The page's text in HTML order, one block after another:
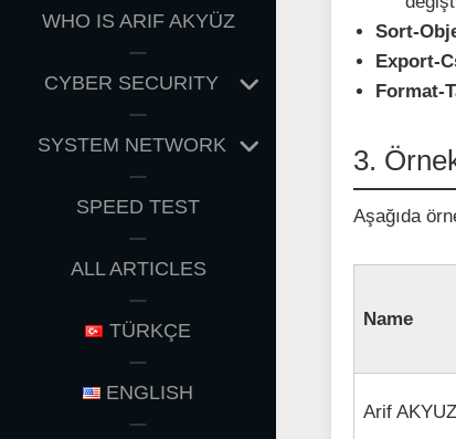
WHO IS ARIF AKYÜZ
CYBER SECURITY
EXPAND
MENU
SYSTEM NETWORK
EXPAND
SPEED TEST
ALL ARTICLES
TÜRKÇE
ENGLISH
Sort-
Export-
Format-
3.
Aşağıda
Name
Arif AKYUZ